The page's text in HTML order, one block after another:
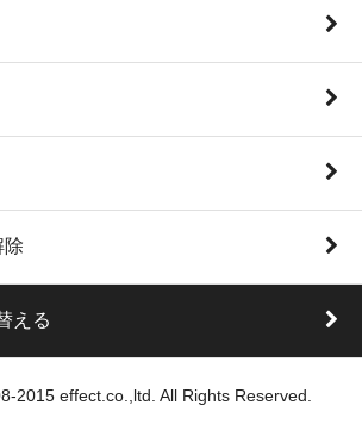
除
える
2015 effect.co.,ltd. All Rights Reserved.